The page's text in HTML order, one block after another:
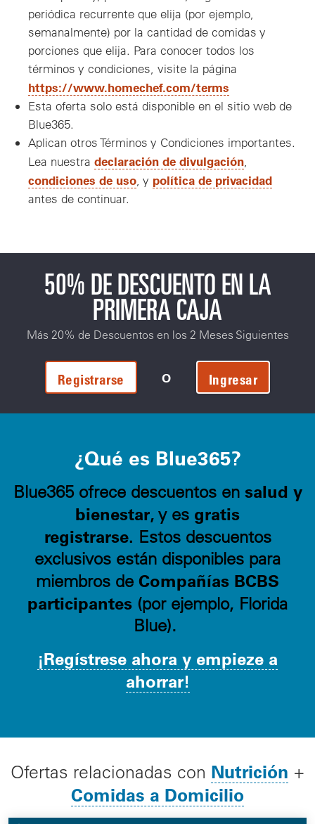
periódica recurrente que elija (por ejemplo,
semanalmente) por la cantidad de comidas y
porciones que elija. Para conocer todos los
términos y condiciones, visite la página
https://www.homechef.com/terms
Esta oferta solo está disponible en el sitio web de
Blue365.
Aplican otros Términos y Condiciones importantes.
Lea nuestra declaración de divulgación,
condiciones de uso, y política de privacidad
antes de continuar.
50% DE DESCUENTO EN LA
PRIMERA CAJA
Más 20% de Descuentos en los 2 Meses Siguientes
Registrarse O Ingresar
¿Qué es Blue365?
Blue365 ofrece descuentos en salud y
bienestar, y es gratis
registrarse. Estos descuentos
exclusivos están disponibles para
miembros de Compañías BCBS
participantes (por ejemplo, Florida
Blue).
¡Regístrese ahora y empieze a
ahorrar!
Ofertas relacionadas con Nutrición +
Comidas a Domicilio